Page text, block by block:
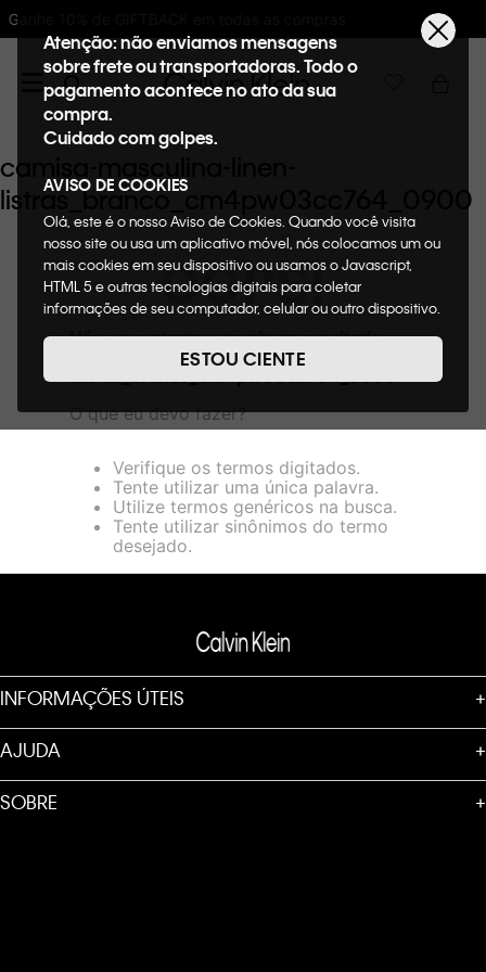
as compras 10%OFF na primeira
Atenção: não enviamos mensagens
sobre frete ou transportadoras. Todo o
pagamento acontece no ato da sua
compra.
Cuidado com golpes.
AVISO DE COOKIES
Olá, este é o nosso Aviso de Cookies. Quando você visita
nosso site ou usa um aplicativo móvel, nós colocamos um ou
mais cookies em seu dispositivo ou usamos o Javascript,
HTML 5 e outras tecnologias digitais para coletar
informações de seu computador, celular ou outro dispositivo.
de cookies, informaremos quais cookies usaremos e quais
suas funções. A forma como processamos os dados
nosso Aviso de Privacidade. Quando você visita nosso site,
fornecer a você toda a funcionalidade do site, incluindo,
entre outros, a capacidade de comprar um item em nossa
loja virtual. Para maiores informações sobre o nosso aviso de
Cookies acesse o link.
ESTOU CIENTE
camisa-masculina-linen-
listras_branco_cm4pw03cc764_0900
OOPS!
Não encontramos nenhum resultado
camisa-masculina-linen-
listras_branco_cm4pw03cc764_0900"
O que eu devo fazer?
Verifique os termos digitados.
Tente utilizar uma única palavra.
Utilize termos genéricos na busca.
Tente utilizar sinônimos do termo
desejado.
INFORMAÇÕES ÚTEIS +
AJUDA +
SOBRE +